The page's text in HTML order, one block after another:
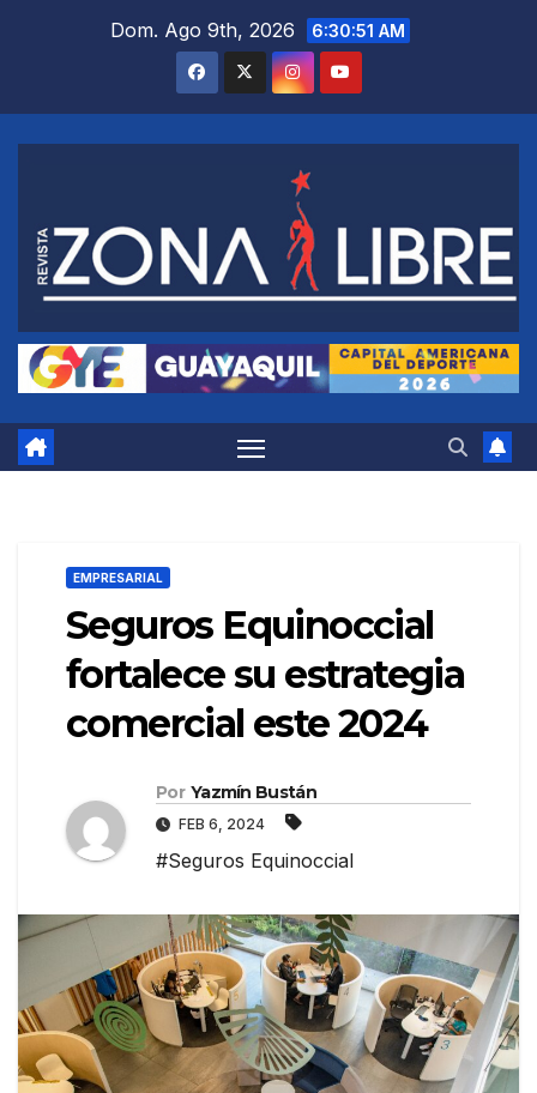
Dom. Ago 9th, 2026 6:30:52 AM
EMPRESARIAL
Seguros Equinoccial
fortalece su estrategia
comercial este 2024
Por Yazmín Bustán
FEB 6, 2024
#Seguros Equinoccial